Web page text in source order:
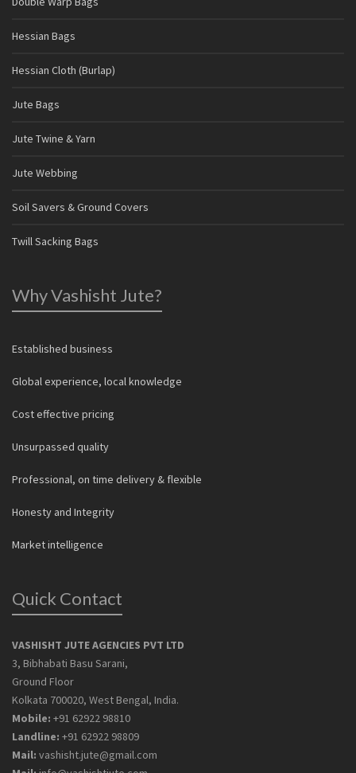
Hessian Bags
Hessian Cloth (Burlap)
Jute Bags
Jute Twine & Yarn
Jute Webbing
Soil Savers & Ground Covers
Twill Sacking Bags
Why Vashisht Jute?
Established business
Global experience, local knowledge
Cost effective pricing
Unsurpassed quality
Professional, on time delivery & flexible
Honesty and Integrity
Market intelligence
Quick Contact
VASHISHT JUTE AGENCIES PVT LTD
3, Bibhabati Basu Sarani,
Ground Floor
Kolkata 700020, West Bengal, India.
Mobile: +91 62922 98810
Landline: +91 62922 98809
Mail: vashisht.jute@gmail.com